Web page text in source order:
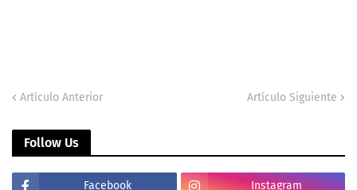
Artículo Anterior Artículo Siguiente
Follow Us
Facebook Instagram